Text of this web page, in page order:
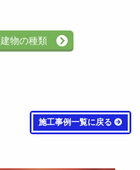
建物の種類
施工事例一覧に戻る